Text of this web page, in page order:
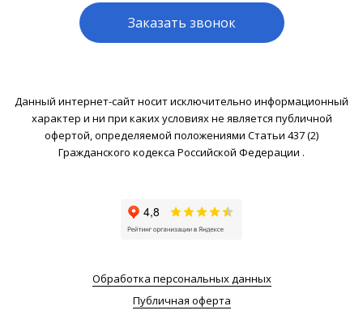
Заказать звонок
Данный интернет-сайт носит исключительно информационный
характер и ни при каких условиях не является публичной
офертой, определяемой положениями Статьи 437 (2)
Гражданского кодекса Российской Федерации .
Обработка персональных данных
Публичная оферта